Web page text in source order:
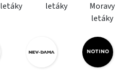
letáky
letáky
Moravy
letáky